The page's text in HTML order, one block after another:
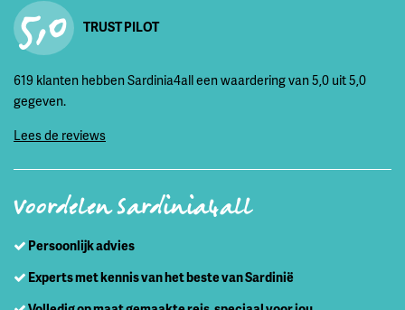
5,0 TRUST PILOT
619 klanten hebben Sardinia4all een waardering van 5,0 uit 5,0
gegeven.
Lees de reviews
Voordelen Sardinia4all
Persoonlijk advies
Experts met kennis van het beste van Sardinië